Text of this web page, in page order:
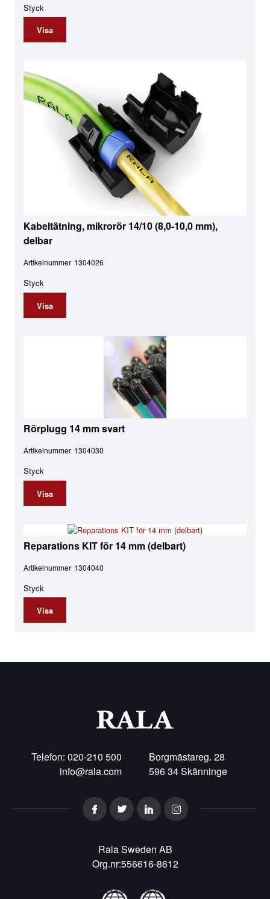
Styck
Visa
Kabeltätning, mikrorör 14/10 (8,0-10,0 mm),
delbar
Artikelnummer 1304026
Styck
Visa
Rörplugg 14 mm svart
Artikelnummer 1304030
Styck
Visa
Reparations KIT för 14 mm (delbart)
Artikelnummer 1304040
Styck
Visa
Telefon: 020-210 500
info@rala.com
Borgmästareg. 28
596 34 Skänninge
Rala Sweden AB
Org.nr:556616-8612